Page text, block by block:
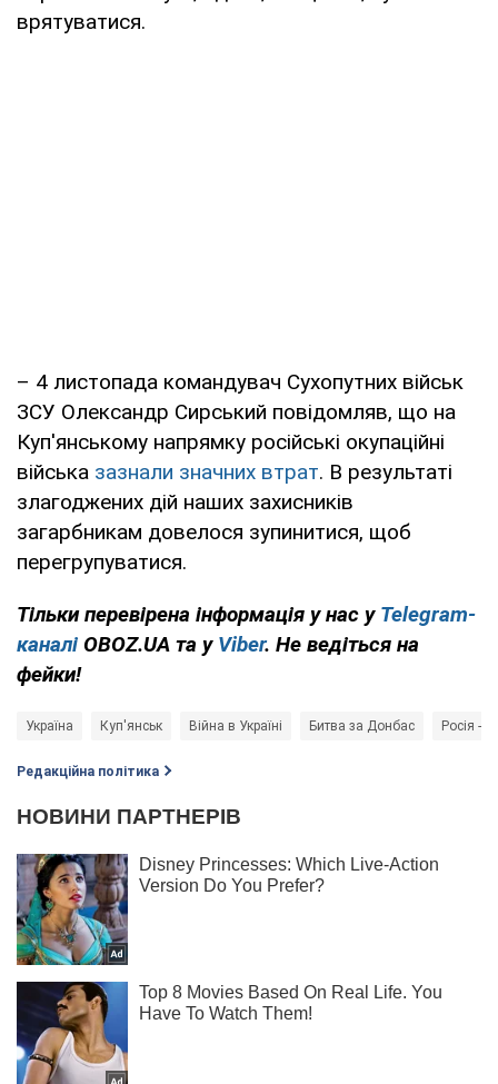
врятуватися.
– 4 листопада командувач Сухопутних військ
ЗСУ Олександр Сирський повідомляв, що на
Куп'янському напрямку російські окупаційні
війська зазнали значних втрат. В результаті
злагоджених дій наших захисників
загарбникам довелося зупинитися, щоб
перегрупуватися.
Тількиперевірена інформація у нас у Telegram-
каналі OBOZ.UA та у Viber. Не ведіться на
фейки!
Україна Куп'янськ Війна в Україні Битва за Донбас Росія -
Редакційна політика